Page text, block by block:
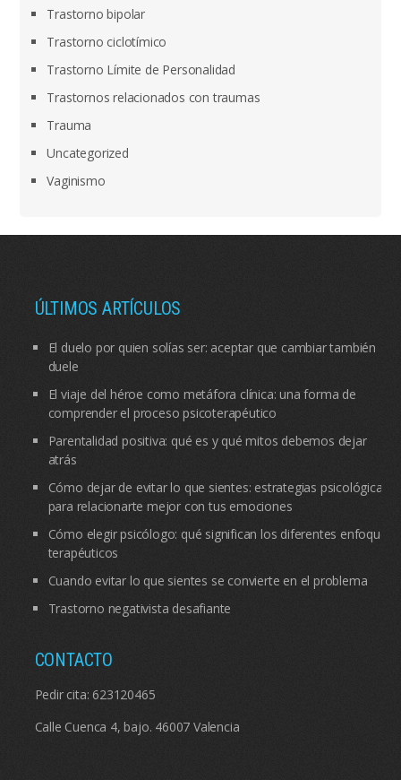
Trastorno bipolar
Trastorno ciclotímico
Trastorno Límite de Personalidad
Trastornos relacionados con traumas
Trauma
Uncategorized
Vaginismo
ÚLTIMOS ARTÍCULOS
El duelo por quien solías ser: aceptar que cambiar también
duele
El viaje del héroe como metáfora clínica: una forma de
comprender el proceso psicoterapéutico
Parentalidad positiva: qué es y qué mitos debemos dejar
atrás
Cómo dejar de evitar lo que sientes: estrategias psicológicas
para relacionarte mejor con tus emociones
Cómo elegir psicólogo: qué significan los diferentes enfoques
terapéuticos
Cuando evitar lo que sientes se convierte en el problema
Trastorno negativista desafiante
CONTACTO
Pedir cita: 623120465
Calle Cuenca 4, bajo. 46007 Valencia